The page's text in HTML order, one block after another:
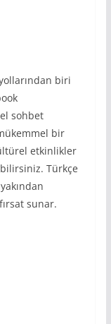
biri
sohbet
bir
etkinlikler
Türkçe
sunar.